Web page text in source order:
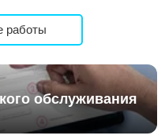
работы
обслуживания